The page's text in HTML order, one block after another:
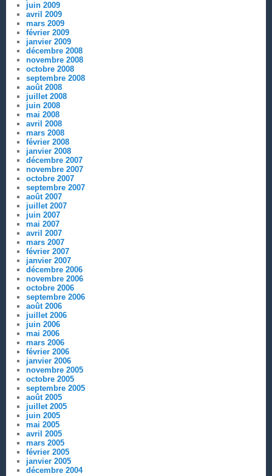
juin 2009
avril 2009
mars 2009
février 2009
janvier 2009
décembre 2008
novembre 2008
octobre 2008
septembre 2008
août 2008
juillet 2008
juin 2008
mai 2008
avril 2008
mars 2008
février 2008
janvier 2008
décembre 2007
novembre 2007
octobre 2007
septembre 2007
août 2007
juillet 2007
juin 2007
mai 2007
avril 2007
mars 2007
février 2007
janvier 2007
décembre 2006
novembre 2006
octobre 2006
septembre 2006
août 2006
juillet 2006
juin 2006
mai 2006
mars 2006
février 2006
janvier 2006
novembre 2005
octobre 2005
septembre 2005
août 2005
juillet 2005
juin 2005
mai 2005
avril 2005
mars 2005
février 2005
janvier 2005
décembre 2004